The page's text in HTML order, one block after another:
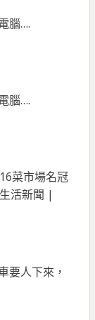
腦….
腦….
菜市場名冠
活新聞 |
要人下來，